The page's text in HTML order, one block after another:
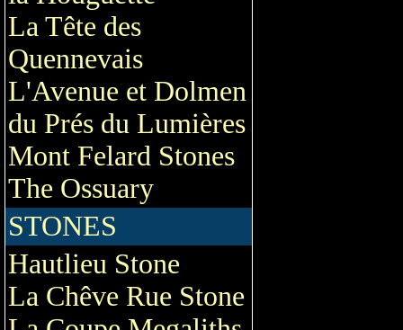
La Tête des
Quennevais
L'Avenue et Dolmen
du Prés du Lumières
Mont Felard Stones
The Ossuary
STONES
Hautlieu Stone
La Chêve Rue Stone